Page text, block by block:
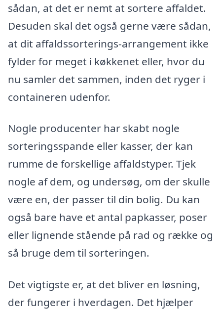
sådan, at det er nemt at sortere affaldet.
Desuden skal det også gerne være sådan,
at dit affaldssorterings-arrangement ikke
fylder for meget i køkkenet eller, hvor du
nu samler det sammen, inden det ryger i
containeren udenfor.
Nogle producenter har skabt nogle
sorteringsspande eller kasser, der kan
rumme de forskellige affaldstyper. Tjek
nogle af dem, og undersøg, om der skulle
være en, der passer til din bolig. Du kan
også bare have et antal papkasser, poser
eller lignende stående på rad og række og
så bruge dem til sorteringen.
Det vigtigste er, at det bliver en løsning,
der fungerer i hverdagen. Det hjælper